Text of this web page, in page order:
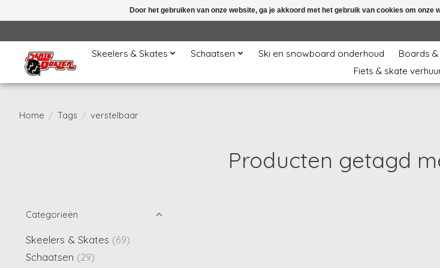
Skeelers & Skates Schaatsen Ski en snowboard onderhoud Boards
Fiets & skate
Home / Tags / verstelbaar
Producten getagd
Categorieën
Skeelers & Skates (69)
Schaatsen (29)
Door het gebruiken van onze website, ga je akkoord met het gebruik van cookies om onze